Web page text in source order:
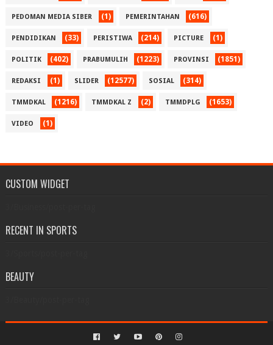
PEDOMAN MEDIA SIBER (1) PEMERINTAHAN (616)
PENDIDIKAN (33) PERISTIWA (214) PICTURE (1)
POLITIK (402) PRABUMULIH (1223) PROVINSI (1851)
REDAKSI (1) SLIDER (12577) SOSIAL (314)
TMMDKAL (1216) TMMDKAL Z (2) TMMDPLG (1653)
VIDEO (1)
CUSTOM WIDGET
RECENT IN SPORTS
BEAUTY